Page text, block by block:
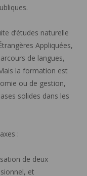
d’études naturelle
Appliquées,
de langues,
la formation est
ou de gestion,
solides dans les
:
de deux
et